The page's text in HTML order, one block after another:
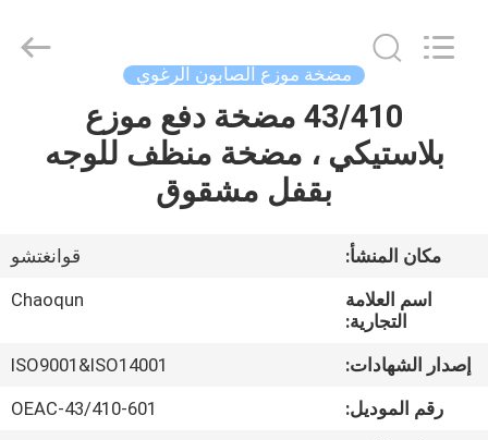
بيت
معلومات
جولة
Industry
مضخة موزع الصابون الرغوي
43/410 مضخة دفع موزع
بلاستيكي ، مضخة منظف للوجه
بقفل مشقوق
مكان المنشأ:
قوانغتشو
اسم العلامة
التجارية:
Chaoqun
إصدار الشهادات:
ISO9001&ISO14001
رقم الموديل:
601-OEAC-43/410